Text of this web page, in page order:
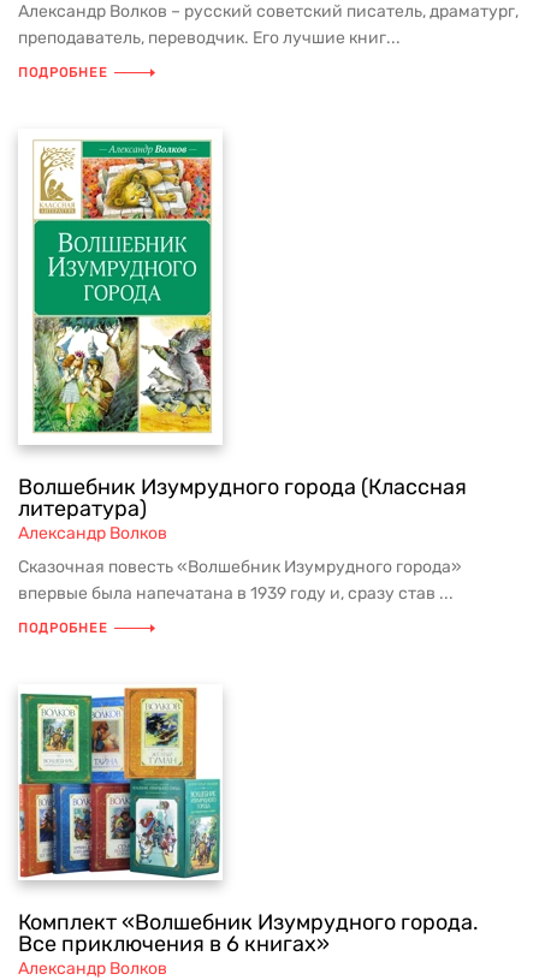
Александр Волков – русский советский писатель, драматург,
преподаватель, переводчик. Его лучшие книг...
ПОДРОБНЕЕ
Волшебник Изумрудного города (Классная
литература)
Александр Волков
Сказочная повесть «Волшебник Изумрудного города»
впервые была напечатана в 1939 году и, сразу став ...
ПОДРОБНЕЕ
Комплект «Волшебник Изумрудного города.
Все приключения в 6 книгах»
Александр Волков